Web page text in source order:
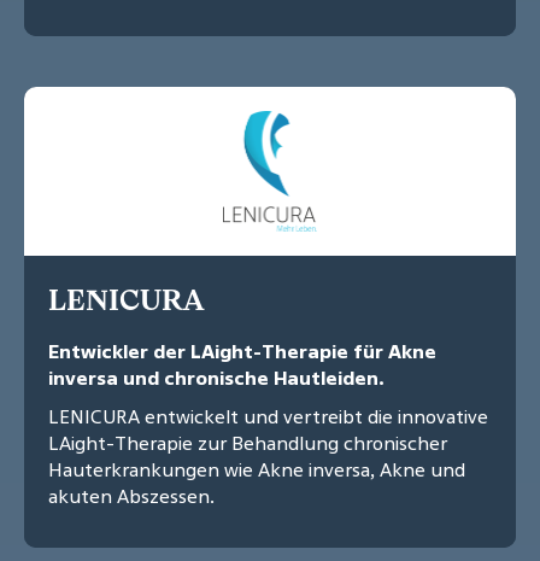
LENICURA
Entwickler der LAight-Therapie für Akne
inversa und chronische Hautleiden.
LENICURA entwickelt und vertreibt die innovative
LAight-Therapie zur Behandlung chronischer
Hauterkrankungen wie Akne inversa, Akne und
akuten Abszessen.